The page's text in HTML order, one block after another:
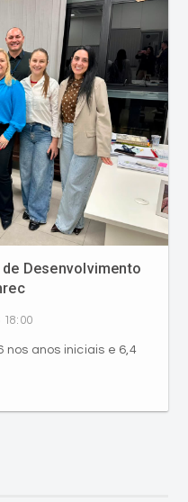
Desenvolvimento
18:00
nos anos iniciais e 6,4